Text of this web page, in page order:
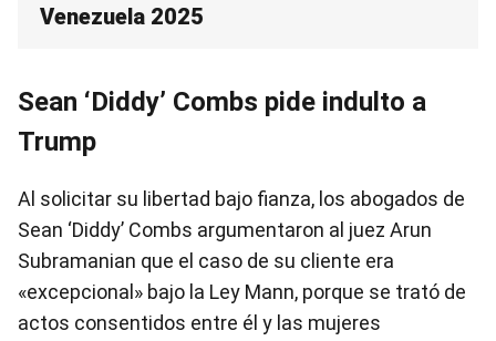
Venezuela 2025
Sean ‘Diddy’ Combs pide indulto a
Trump
Al solicitar su libertad bajo fianza, los abogados de
Sean ‘Diddy’ Combs argumentaron al juez Arun
Subramanian que el caso de su cliente era
«excepcional» bajo la Ley Mann, porque se trató de
actos consentidos entre él y las mujeres